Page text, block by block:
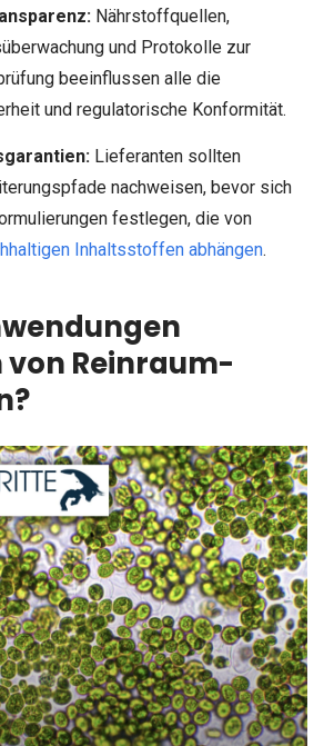
Nährstoffquellen,
und Protokolle zur
beeinflussen alle die
und regulatorische Konformität.
Lieferanten sollten
nachweisen, bevor sich
festlegen, die von
Inhaltsstoffen abhängen.
Reinraum-